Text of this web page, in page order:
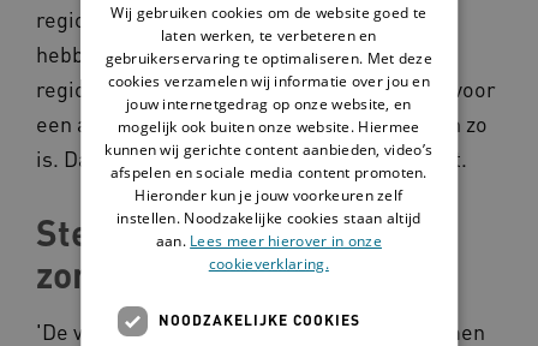
regio's meer artsen in hun behandelteam
hebben dan andere regio's. Soms heeft een
regio maar één of anderhalve fulltime baan voor
een arts VG. Net zoals dat met de huisartsen zo
is. Dat maakt het kwetsbaar', legt Florien uit.
Sterke verpleegkundige
zorg
'De verpleegkundig specialisten spelen samen
Wij gebruiken cookies om de website goed te
laten werken, te verbeteren en
gebruikerservaring te optimaliseren. Met deze
cookies verzamelen wij informatie over jou en
jouw internetgedrag op onze website, en
mogelijk ook buiten onze website. Hiermee
kunnen wij gerichte content aanbieden, video’s
afspelen en sociale media content promoten.
Hieronder kun je jouw voorkeuren zelf
instellen. Noodzakelijke cookies staan altijd
aan. Lees meer hierover in onze
cookieverklaring.
NOODZAKELIJKE COOKIES